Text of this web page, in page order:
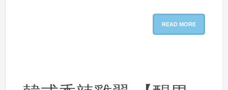
READ MORE